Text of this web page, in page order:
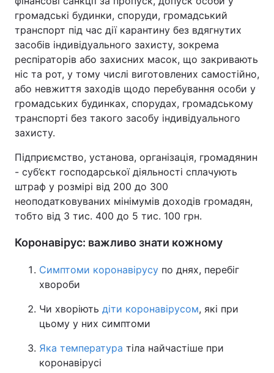
громадські будинки, споруди, громадський
транспорт під час дії карантину без вдягнутих
засобів індивідуального захисту, зокрема
респіраторів або захисних масок, що закривають
ніс та рот, у тому числі виготовлених самостійно,
або невжиття заходів щодо перебування особи у
громадських будинках, спорудах, громадському
транспорті без такого засобу індивідуального
захисту.
Підприємство, установа, організація, громадянин
- суб’єкт господарської діяльності сплачують
штраф у розмірі від 200 до 300
неоподатковуваних мінімумів доходів громадян,
тобто від 3 тис. 400 до 5 тис. 100 грн.
Коронавірус: важливо знати кожному
Симптоми коронавірусу по днях, перебіг
хвороби
Чи хворіють діти коронавірусом, які при
цьому у них симптоми
Яка температура тіла найчастіше при
коронавірусі